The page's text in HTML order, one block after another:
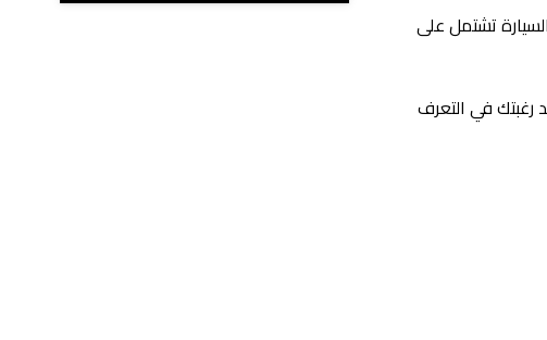
بسعر يصل إلى 830 ألف جنيه، خاصةً أن السيارة تشتمل على
رغبتك في التعرف